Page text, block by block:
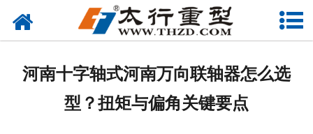
网站首页
河南十字轴式河南万向联轴器怎么选
型？扭矩与偏角关键要点